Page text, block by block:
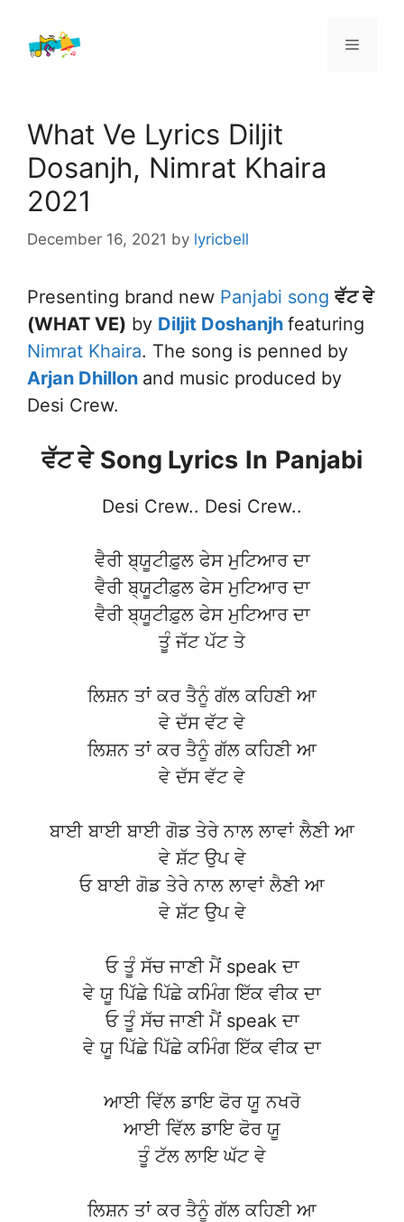
content
Menu
What Ve Lyrics Diljit
Dosanjh, Nimrat Khaira
2021
December 16, 2021 by lyricbell
Presenting brand new Panjabi song ਵੱਟ ਵੇ
(WHAT VE) by Diljit Doshanjh featuring
Nimrat Khaira. The song is penned by
Arjan Dhillon and music produced by
Desi Crew.
ਵੱਟ ਵੇ Song Lyrics In Panjabi
Desi Crew.. Desi Crew..
ਵੈਰੀ ਬ੍ਯੂਟੀਫ਼ੁਲ ਫੇਸ ਮੁਟਿਆਰ ਦਾ
ਵੈਰੀ ਬ੍ਯੂਟੀਫ਼ੁਲ ਫੇਸ ਮੁਟਿਆਰ ਦਾ
ਵੈਰੀ ਬ੍ਯੂਟੀਫ਼ੁਲ ਫੇਸ ਮੁਟਿਆਰ ਦਾ
ਤੂੰ ਜੱਟ ਪੱਟ ਤੇ
ਲਿਸ਼ਨ ਤਾਂ ਕਰ ਤੈਨੂੰ ਗੱਲ ਕਹਿਣੀ ਆ
ਵੇ ਦੱਸ ਵੱਟ ਵੇ
ਲਿਸ਼ਨ ਤਾਂ ਕਰ ਤੈਨੂੰ ਗੱਲ ਕਹਿਣੀ ਆ
ਵੇ ਦੱਸ ਵੱਟ ਵੇ
ਬਾਈ ਬਾਈ ਬਾਈ ਗੋਡ ਤੇਰੇ ਨਾਲ ਲਾਵਾਂ ਲੈਣੀ ਆ
ਵੇ ਸ਼ੱਟ ਉਪ ਵੇ
ਓ ਬਾਈ ਗੋਡ ਤੇਰੇ ਨਾਲ ਲਾਵਾਂ ਲੈਣੀ ਆ
ਵੇ ਸ਼ੱਟ ਉਪ ਵੇ
ਓ ਤੂੰ ਸੱਚ ਜਾਣੀ ਮੈਂ speak ਦਾ
ਵੇ ਯੂ ਪਿੱਛੇ ਪਿੱਛੇ ਕਮਿੰਗ ਇੱਕ ਵੀਕ ਦਾ
ਓ ਤੂੰ ਸੱਚ ਜਾਣੀ ਮੈਂ speak ਦਾ
ਵੇ ਯੂ ਪਿੱਛੇ ਪਿੱਛੇ ਕਮਿੰਗ ਇੱਕ ਵੀਕ ਦਾ
ਆਈ ਵਿੱਲ ਡਾਇ ਫੋਰ ਯੂ ਨਖਰੋ
ਆਈ ਵਿੱਲ ਡਾਇ ਫੋਰ ਯੂ
ਤੂੰ ਟੱਲ ਲਾਇ ਘੱਟ ਵੇ
ਲਿਸ਼ਨ ਤਾਂ ਕਰ ਤੈਨੂੰ ਗੱਲ ਕਹਿਣੀ ਆ